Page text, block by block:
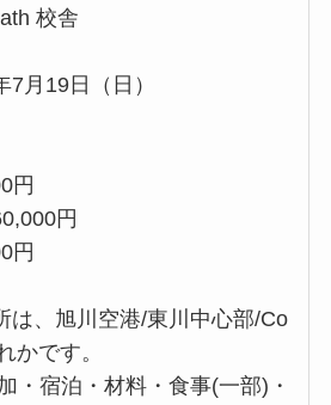
校舎
7月19日（日）
円
円
円
、旭川空港/東川中心部/Co
かです。
・宿泊・材料・食事(一部)・